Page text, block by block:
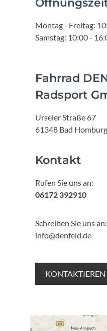
Montag - Freitag:
Samstag: 10:00 -
Fahrrad
Radsport
Urseler Straße 67
61348 Bad Homburg
Kontakt
Rufen Sie uns an:
06172 392910
Schreiben Sie uns an:
info@denfeld.de
KONTAKTIEREN